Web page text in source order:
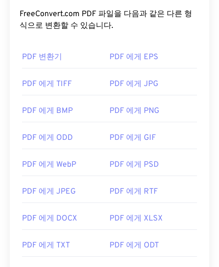
FreeConvert.com PDF 파일을 다음과 같은 다른 형
식으로 변환할 수 있습니다.
PDF 변환기 PDF 에게 EPS
PDF 에게 TIFF PDF 에게 JPG
PDF 에게 BMP PDF 에게 PNG
PDF 에게 ODD PDF 에게 GIF
PDF 에게 WebP PDF 에게 PSD
PDF 에게 JPEG PDF 에게 RTF
PDF 에게 DOCX PDF 에게 XLSX
PDF 에게 TXT PDF 에게 ODT